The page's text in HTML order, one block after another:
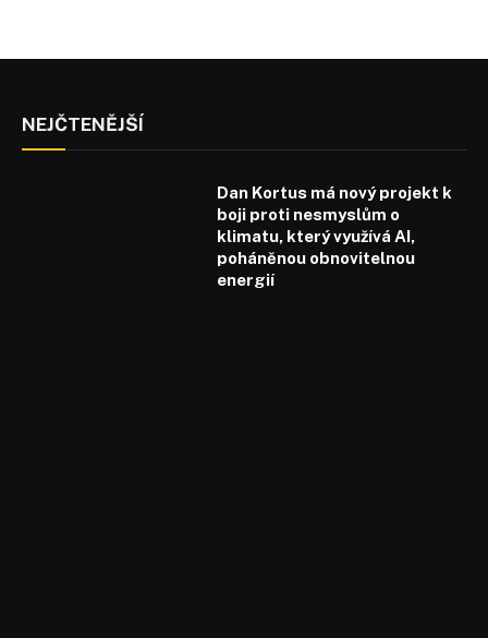
NEJČTENĚJŠÍ
Dan Kortus má nový projekt k
boji proti nesmyslům o
klimatu, který využívá AI,
poháněnou obnovitelnou
energií